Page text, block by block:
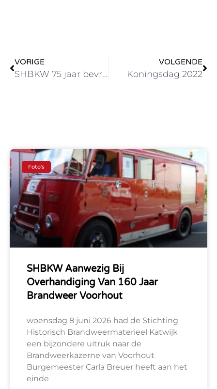
VORIGE
SHBKW 75 jaar bevrijding
VOLGENDE
Koningsdag 2022
Foto's
SHBKW Aanwezig Bij
Overhandiging Van 160 Jaar
Brandweer Voorhout
woensdag 8 juni 2026 had de Stichting
Historisch Brandweermaterieel Katwijk
een bijzondere uitruk naar de
Brandweerkazerne van Voorhout
Burgemeester Carla Breuer heeft aan het
einde